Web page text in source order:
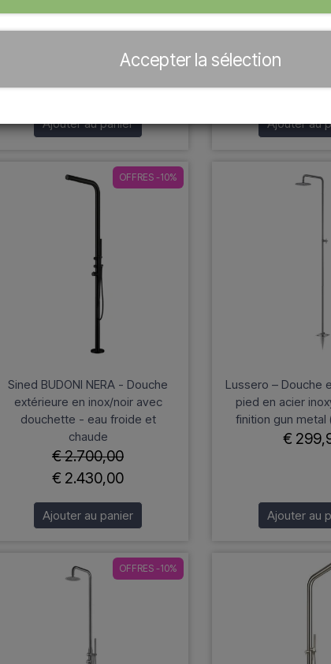
Lussero – Douche extérieure sur
pied en acier inoxydable 304
Ajouter au panier
Sined ALGHERO
en acier
€
€
Ajouter au
OFFRES -10%
Sined BUDONI NERA - Douche
extérieure en inox/noir avec
douchette - eau froide et
chaude
€ 2.700,00
€ 2.430,00
Ajouter au panier
Lussero – Douche
pied en acier
finition gun metal
€
Ajouter au
OFFRES -10%
Accepter la sélection